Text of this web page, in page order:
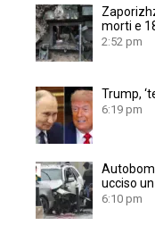
morti e
2:52 pm
Trump,
6:19 pm
ucciso
6:10 pm